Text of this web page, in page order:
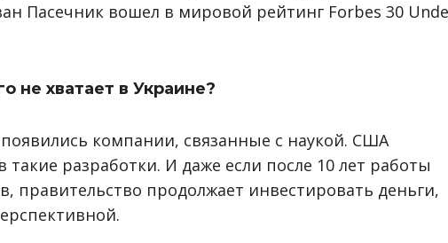
Пасечник вошел в мировой рейтинг Forbes 30
не хватает в Украине?
компании, связанные с наукой. США
разработки. И даже если после 10 лет работы
правительство продолжает инвестировать деньги,